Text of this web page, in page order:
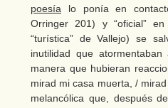
poesía lo ponía en
Orringer 201) y “oficial”
“turística” de Vallejo) se
inutilidad que
manera que hubieran
mirad mi casa muerta, /
melancólica que, después